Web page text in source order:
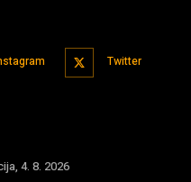
Twitter
4. 8. 2026